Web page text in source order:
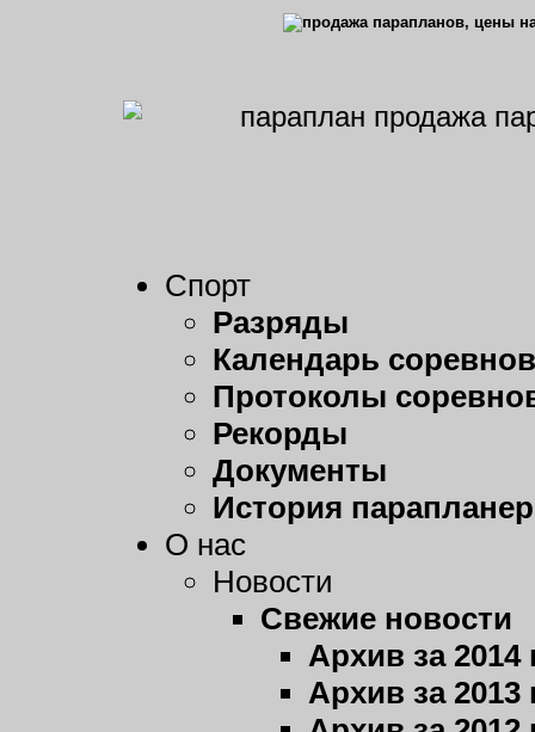
Спорт
Разряды
Календарь
Протоколы
Рекорды
Документы
История
О нас
Новости
Свежие новости
Архив за 2014
Архив за 2013